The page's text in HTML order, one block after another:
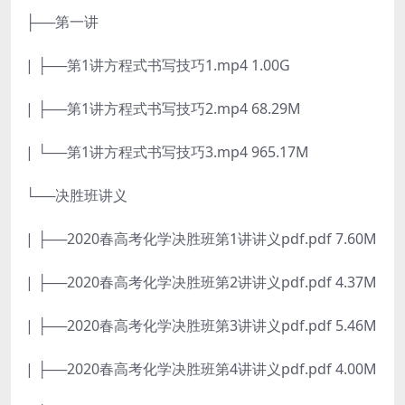
├──第一讲
| ├──第1讲方程式书写技巧1.mp4 1.00G
| ├──第1讲方程式书写技巧2.mp4 68.29M
| └──第1讲方程式书写技巧3.mp4 965.17M
└──决胜班讲义
| ├──2020春高考化学决胜班第1讲讲义pdf.pdf 7.60M
| ├──2020春高考化学决胜班第2讲讲义pdf.pdf 4.37M
| ├──2020春高考化学决胜班第3讲讲义pdf.pdf 5.46M
| ├──2020春高考化学决胜班第4讲讲义pdf.pdf 4.00M